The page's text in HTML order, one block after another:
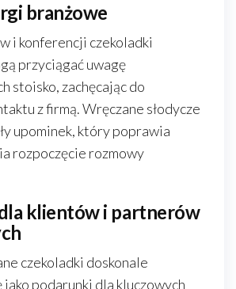
branżowe
i konferencji czekoladki
przyciągać uwagę
stoisko, zachęcając do
z firmą. Wręczane słodycze
upominek, który poprawia
rozpoczęcie rozmowy
klientów i partnerów
czekoladki doskonale
jako podarunki dla kluczowych